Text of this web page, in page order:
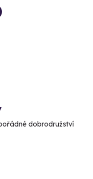
dobrodružství